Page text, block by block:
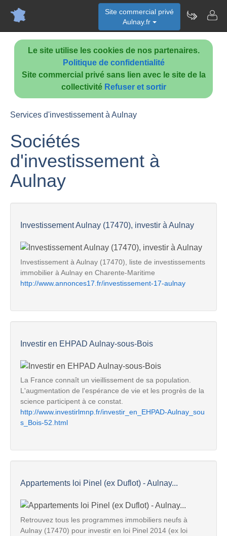
Le site utilise les cookies de nos partenaires.
Politique de confidentialité
Site commercial privé sans lien avec le site de la
collectivité Refuser et sortir
Site commercial privé
Aulnay.fr
Services d'investissement à Aulnay
Sociétés
d'investissement à
Aulnay
Investissement Aulnay (17470), investir à Aulnay
Investissement à Aulnay (17470), liste de investissements
immobilier à Aulnay en Charente-Maritime
http://www.annonces17.fr/investissement-17-aulnay
Investir en EHPAD Aulnay-sous-Bois
La France connaît un vieillissement de sa population.
L'augmentation de l'espérance de vie et les progrès de la
science participent à ce constat.
http://www.investirlmnp.fr/investir_en_EHPAD-Aulnay_sou
s_Bois-52.html
Appartements loi Pinel (ex Duflot) - Aulnay...
Retrouvez tous les programmes immobiliers neufs à
Aulnay (17470) pour investir en loi Pinel 2014 (ex loi